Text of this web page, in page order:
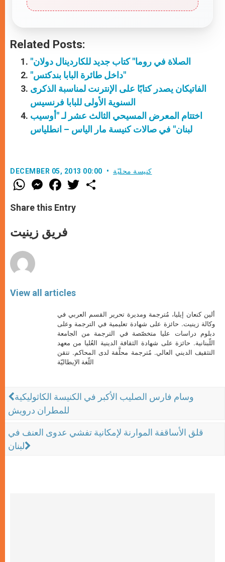
Related Posts:
"الصلاة في روما" كتاب جديد للكاردينال دولان
"داخل طائرة البابا بندكتس"
الفاتيكان يصدر كتابًا على الإنترنت لمناسبة الذكرى
السنوية الأولى للبابا فرنسيس
اختتام المعرض المسيحي الثالث عشر لـ "أوسيب
لبنان" في صالات كنيسة مار الياس – انطلياس
DECEMBER 05, 2013 00:00 كنيسة محليّة
W
h
t
s
p
p
M
e
s
e
g
e
F
a
e
b
o
k
w
Share this Entry
فريق زينيت
View all articles
ألين كنعان إيليا، مُترجمة ومديرة تحرير القسم العربي في
وكالة زينيت. حائزة على شهادة تعليمية في الترجمة وعلى
دبلوم دراسات عليا متخصّصة في الترجمة من الجامعة
اللّبنانية. حائزة على شهادة الثقافة الدينية العُليا من معهد
التثقيف الديني العالي. مُترجمة محلَّفة لدى المحاكم. تتقن
اللّغة الإيطاليّة
وسام فارس الصليب الأكبر في الكنيسة الكاثوليكية
للمطران درويش
قلق الأساقفة الموارنة لإمكانية تفشي عدوى العنف في
لبنان